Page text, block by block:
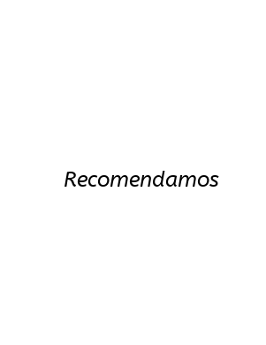
Recomendamos